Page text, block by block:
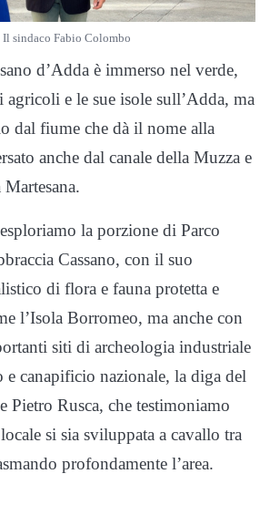
Il sindaco Fabio Colombo
d’Adda è immerso nel verde,
e le sue isole sull’Adda, ma
dal fiume che dà il nome alla
anche dal canale della Muzza e
la porzione di Parco
Cassano, con il suo
di flora e fauna protetta e
l’Isola Borromeo, ma anche con
siti di archeologia industriale
canapificio nazionale, la diga del
Pietro Rusca, che testimoniamo
si sia sviluppata a cavallo tra
profondamente l’area.